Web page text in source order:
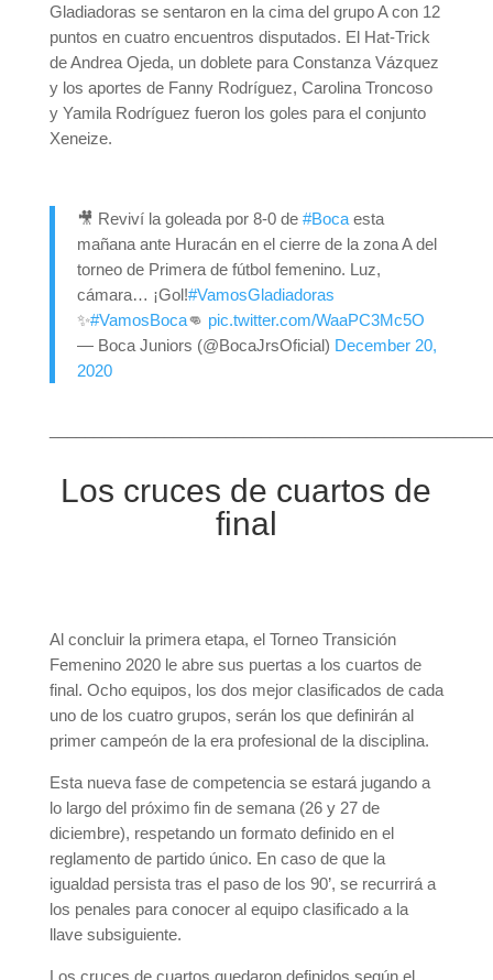
Gladiadoras se sentaron en la cima del grupo A con 12
puntos en cuatro encuentros disputados. El Hat-Trick
de Andrea Ojeda, un doblete para Constanza Vázquez
y los aportes de Fanny Rodríguez, Carolina Troncoso
y Yamila Rodríguez fueron los goles para el conjunto
Xeneize.
🎥 Reviví la goleada por 8-0 de #Bocaesta
mañana ante Huracán en el cierre de la zona A del
torneo de Primera de fútbol femenino. Luz,
cámara… ¡Gol!#VamosGladiadoras
✨#VamosBoca👊 pic.twitter.com/WaaPC3Mc5O
— Boca Juniors (@BocaJrsOficial) December 20,
2020
Los cruces de cuartos de
final
Al concluir la primera etapa, el Torneo Transición
Femenino 2020 le abre sus puertas a los cuartos de
final. Ocho equipos, los dos mejor clasificados de cada
uno de los cuatro grupos, serán los que definirán al
primer campeón de la era profesional de la disciplina.
Esta nueva fase de competencia se estará jugando a
lo largo del próximo fin de semana (26 y 27 de
diciembre), respetando un formato definido en el
reglamento de partido único. En caso de que la
igualdad persista tras el paso de los 90’, se recurrirá a
los penales para conocer al equipo clasificado a la
llave subsiguiente.
Los cruces de cuartos quedaron definidos según el